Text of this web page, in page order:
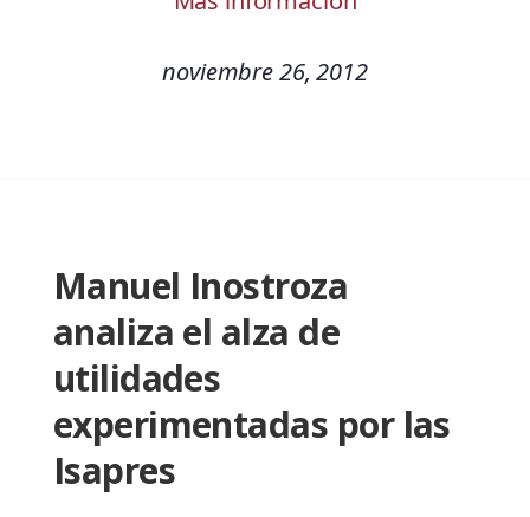
noviembre 26, 2012
Manuel Inostroza
analiza el alza de
utilidades
experimentadas por las
Isapres